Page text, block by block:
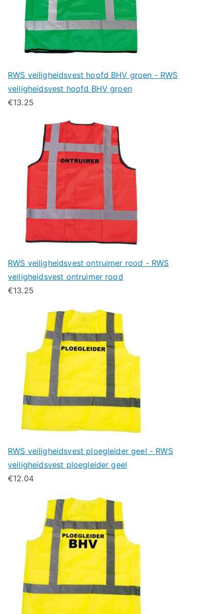
RWS veiligheidsvest hoofd BHV groen - RWS
veiligheidsvest hoofd BHV groen
€13.25
RWS veiligheidsvest ontruimer rood - RWS
veiligheidsvest ontruimer rood
€13.25
RWS veiligheidsvest ploegleider geel - RWS
veiligheidsvest ploegleider geel
€12.04